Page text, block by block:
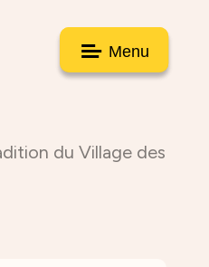
Menu
du Village des